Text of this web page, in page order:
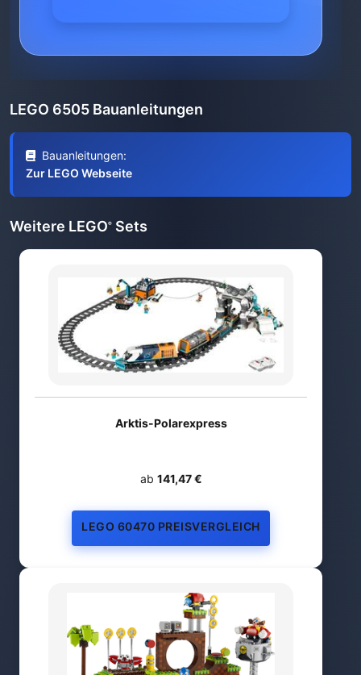
LEGO 6505 Bauanleitungen
Bauanleitungen:
Zur LEGO Webseite
Weitere LEGO® Sets
Arktis-Polarexpress
ab 141,47 €
LEGO 60470 PREISVERGLEICH